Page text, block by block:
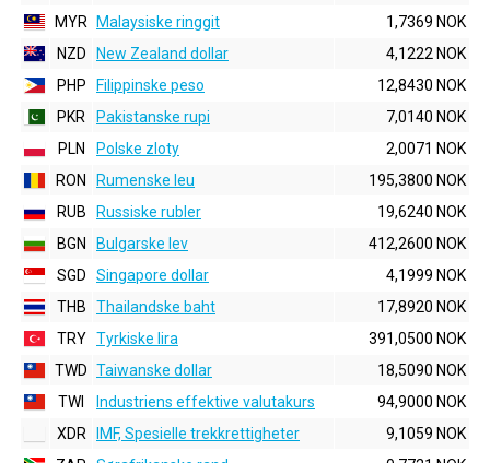
MYR
Malaysiske ringgit
1,7369 NOK
NZD
New Zealand dollar
4,1222 NOK
PHP
Filippinske peso
12,8430 NOK
PKR
Pakistanske rupi
7,0140 NOK
PLN
Polske zloty
2,0071 NOK
RON
Rumenske leu
195,3800 NOK
RUB
Russiske rubler
19,6240 NOK
BGN
Bulgarske lev
412,2600 NOK
SGD
Singapore dollar
4,1999 NOK
THB
Thailandske baht
17,8920 NOK
TRY Tyrkiske lira
391,0500 NOK
TWD Taiwanske dollar
18,5090 NOK
TWI
Industriens effektive valutakurs
94,9000 NOK
XDR
IMF, Spesielle trekkrettigheter
9,1059 NOK